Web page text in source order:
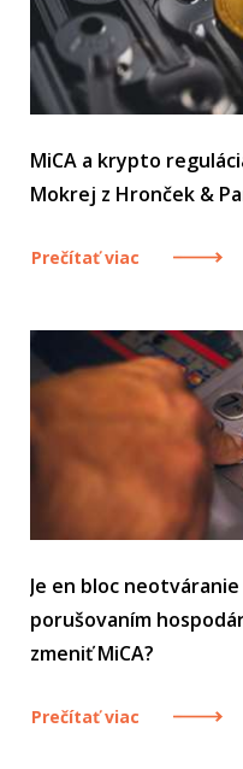
MiCA a krypto
Mokrej z Hronček &
Prečítať viac
Je en bloc
porušovaním
zmeniť MiCA?
Prečítať viac